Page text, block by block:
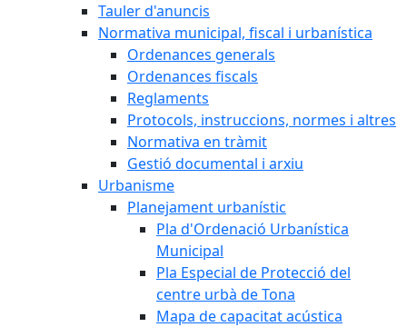
Tauler d'anuncis
Normativa municipal, fiscal i urbanística
Ordenances generals
Ordenances fiscals
Reglaments
Protocols, instruccions, normes i altres
Normativa en tràmit
Gestió documental i arxiu
Urbanisme
Planejament urbanístic
Pla d'Ordenació Urbanística
Municipal
Pla Especial de Protecció del
centre urbà de Tona
Mapa de capacitat acústica